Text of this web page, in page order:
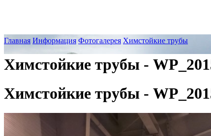
Главная Информация Фотогалерея Химстойкие трубы
Химстойкие трубы -
Химстойкие трубы -